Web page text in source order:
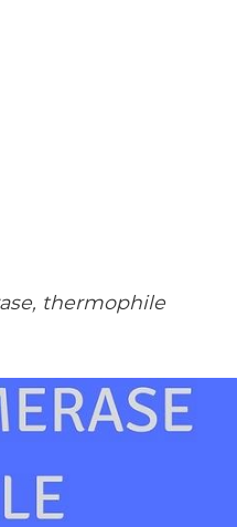
thermophile